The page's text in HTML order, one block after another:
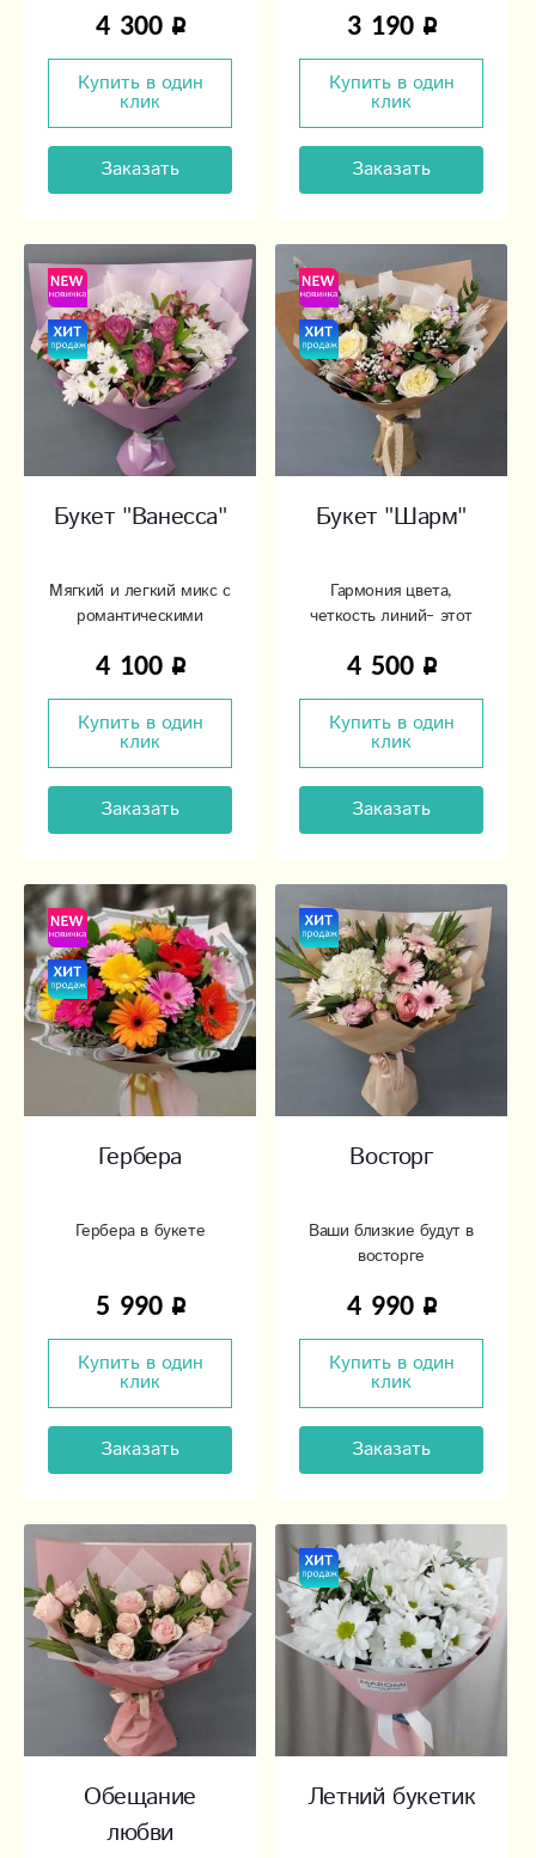
4 300
Купить в один
клик
Заказать
3 190
Купить в один
клик
Заказать
Букет "Ванесса"
Мягкий и легкий микс с
романтическими
4 100
Купить в один
клик
Заказать
Букет "Шарм"
Гармония цвета,
четкость линий– этот
подарок!
4 500
Купить в один
клик
Заказать
Гербера
Гербера в букете
5 990
Купить в один
клик
Заказать
Восторг
Ваши близкие будут в
восторге
4 990
Купить в один
клик
Заказать
Обещание
любви
Летний букетик